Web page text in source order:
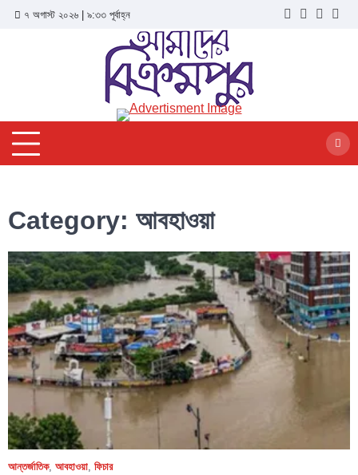
৭ অগাস্ট ২০২৬ | ৯:৩৩ পূর্বাহ্ন
Category: আবহাওয়া
আন্তর্জাতিক, আবহাওয়া, ফিচার